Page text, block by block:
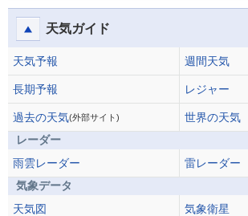
天気ガイド
天気予報 週間天気
長期予報 レジャー
過去の天気(外部サイト)
世界の天気
レーダー
雨雲レーダー
雷レーダー
気象データ
天気図
気象衛星